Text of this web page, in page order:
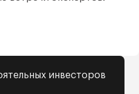
инвесторов